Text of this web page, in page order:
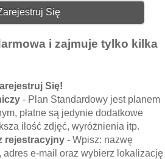
Się
i zajmuje tylko kilka
Się!
- Plan Standardowy jest planem
płatne są jedynie dodatkowe
ilość zdjęć, wyróżnienia itp.
rejestracyjny - Wpisz: nazwę
adres e-mail oraz wybierz lokalizację